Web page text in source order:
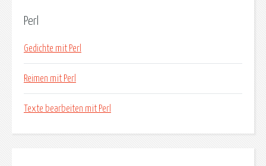
Perl
Gedichte mit Perl
Reimen mit Perl
Texte bearbeiten mit Perl